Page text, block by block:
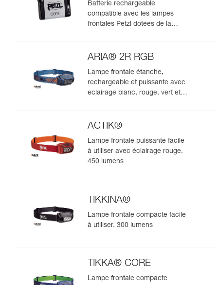
Batterie rechargeable
compatible avec les lampes
frontales Petzl dotées de la
ARIA® 2R RGB
Lampe frontale étanche,
rechargeable et puissante avec
éclairage blanc, rouge, vert et
625 lumens
ACTIK®
Lampe frontale puissante facile
à utiliser avec éclairage rouge.
450 lumens
TIKKINA®
Lampe frontale compacte facile
à utiliser. 300 lumens
TIKKA® CORE
Lampe frontale compacte